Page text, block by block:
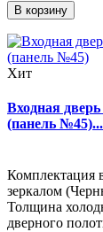
В корзину
Хит
Входная
(панель №45)...
Комплектация
зеркалом
Толщина
дверного